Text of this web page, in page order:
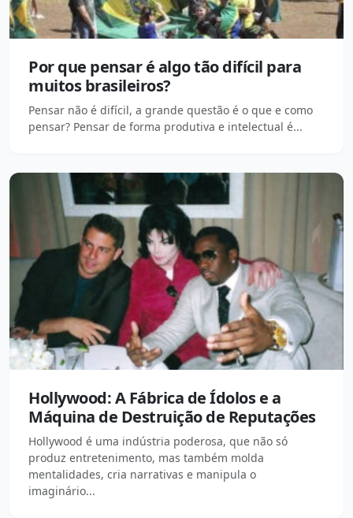
Por que pensar é algo tão difícil para
muitos brasileiros?
Pensar não é difícil, a grande questão é o que e como
pensar? Pensar de forma produtiva e intelectual é...
Hollywood: A Fábrica de Ídolos e a
Máquina de Destruição de Reputações
Hollywood é uma indústria poderosa, que não só
produz entretenimento, mas também molda
mentalidades, cria narrativas e manipula o
imaginário...